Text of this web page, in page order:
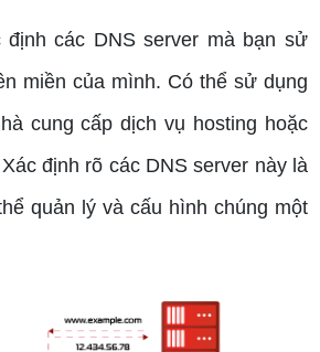
định các DNS server mà bạn sử
miền của mình. Có thể sử dụng
cung cấp dịch vụ hosting hoặc
định rõ các DNS server này là
quản lý và cấu hình chúng một